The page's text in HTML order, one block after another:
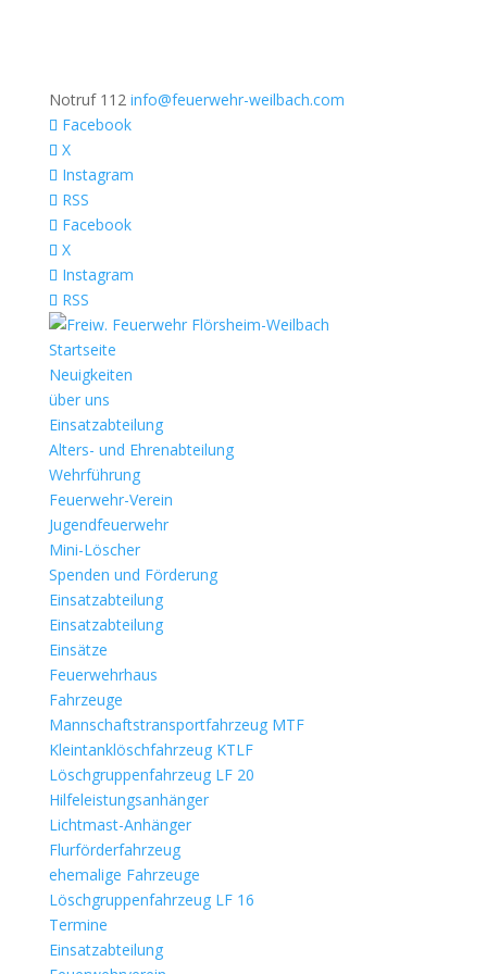
Notruf 112 info@feuerwehr-weilbach.com
Facebook
X
Instagram
RSS
Facebook
X
Instagram
RSS
Startseite
Neuigkeiten
über uns
Einsatzabteilung
Alters- und Ehrenabteilung
Wehrführung
Feuerwehr-Verein
Jugendfeuerwehr
Mini-Löscher
Spenden und Förderung
Einsatzabteilung
Einsatzabteilung
Einsätze
Feuerwehrhaus
Fahrzeuge
Mannschaftstransportfahrzeug MTF
Kleintanklöschfahrzeug KTLF
Löschgruppenfahrzeug LF 20
Hilfeleistungsanhänger
Lichtmast-Anhänger
Flurförderfahrzeug
ehemalige Fahrzeuge
Löschgruppenfahrzeug LF 16
Termine
Einsatzabteilung